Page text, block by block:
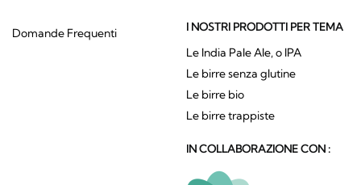
Domande Frequenti I NOSTRI PRODOTTI PER TEMA
Le India Pale Ale, o IPA
Le birre senza glutine
Le birre bio
Le birre trappiste
IN COLLABORAZIONE CON :